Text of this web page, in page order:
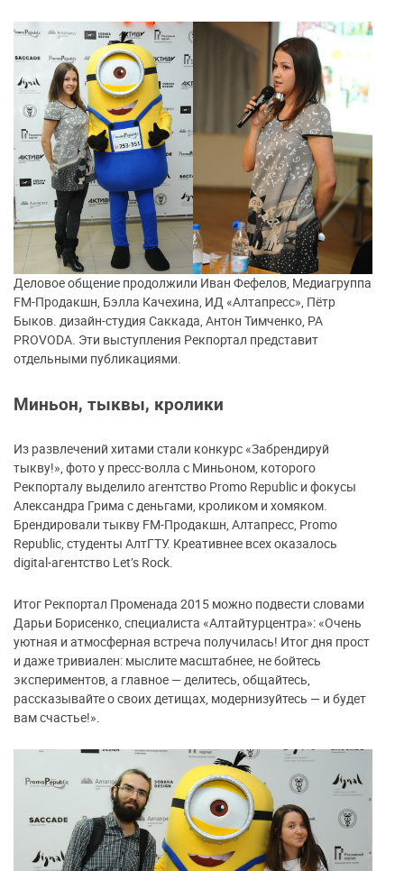
Деловое общение продолжили Иван Фефелов, Медиагруппа
FM-Продакшн, Бэлла Качехина, ИД «Алтапресс», Пётр
Быков. дизайн-студия Саккада, Антон Тимченко, РА
PROVODA. Эти выступления Рекпортал представит
отдельными публикациями.
Миньон, тыквы, кролики
Из развлечений хитами стали конкурс «Забрендируй
тыкву!», фото у пресс-волла с Миньоном, которого
Рекпорталу выделило агентство Promo Republiс и фокусы
Александра Грима с деньгами, кроликом и хомяком.
Брендировали тыкву FM-Продакшн, Алтапресс, Promo
Republiс, студенты АлтГТУ. Креативнее всех оказалось
digital-агентство Let’s Rock.
Итог Рекпортал Променада 2015 можно подвести словами
Дарьи Борисенко, специалиста «Алтайтурцентра»: «Очень
уютная и атмосферная встреча получилась! Итог дня прост
и даже тривиален: мыслите масштабнее, не бойтесь
экспериментов, а главное — делитесь, общайтесь,
рассказывайте о своих детищах, модернизуйтесь — и будет
вам счастье!».